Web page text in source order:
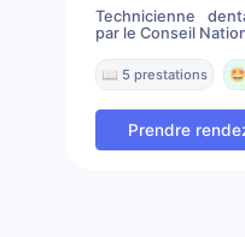
Technicienne
par le Conseil
📖 5 prestations
Prendre